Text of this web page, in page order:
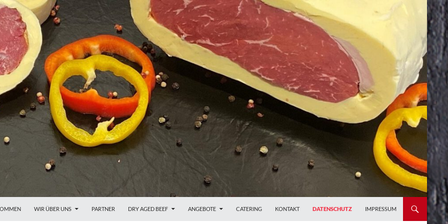
WIR ÜBER UNS PARTNER DRY AGED BEEF ANGEBOTE CATERING KONTAKT DATENSCHUTZ IMPRESSUM